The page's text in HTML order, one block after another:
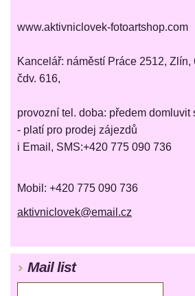
www.aktivniclovek-fotoartshop.com
Kancelář: náměstí Práce 2512, Zlín,
čdv. 616,
provozní tel. doba: předem domluvit
- platí pro prodej zájezdů
i Email, SMS:+420 775 090 736
Mobil: +420 775 090 736
aktivniclovek@email.cz
Mail list